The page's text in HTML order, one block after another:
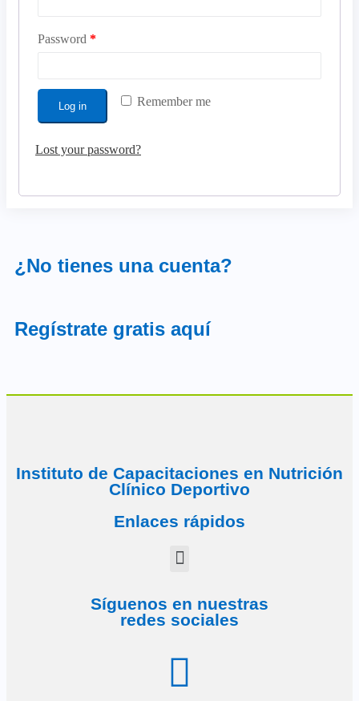
Password *
Remember me
Log in
Lost your password?
¿No tienes una cuenta?
Regístrate gratis aquí
Instituto de Capacitaciones en Nutrición
Clínico Deportivo
Enlaces rápidos
Síguenos en nuestras
redes sociales